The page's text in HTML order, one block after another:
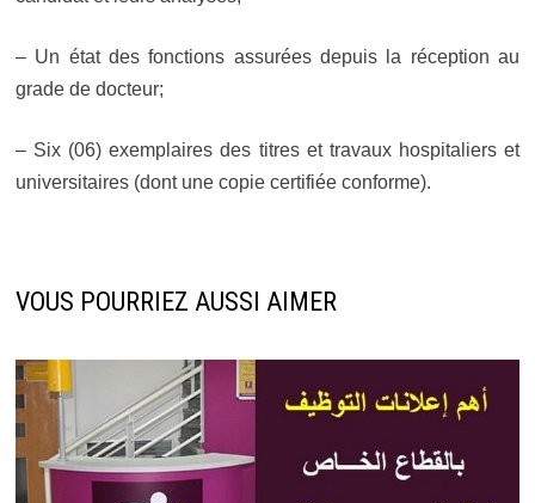
– Un état des fonctions assurées depuis la réception au
grade de docteur;
– Six (06) exemplaires des titres et travaux hospitaliers et
universitaires (dont une copie certifiée conforme).
VOUS POURRIEZ AUSSI AIMER